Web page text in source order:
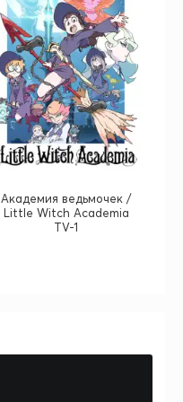
Академия ведьмочек /
Little Witch Academia
TV-1